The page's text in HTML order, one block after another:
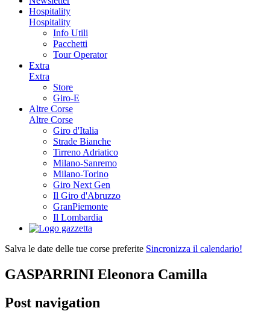
Hospitality
Hospitality
Info Utili
Pacchetti
Tour Operator
Extra
Extra
Store
Giro-E
Altre Corse
Altre Corse
Giro d'Italia
Strade Bianche
Tirreno Adriatico
Milano-Sanremo
Milano-Torino
Giro Next Gen
Il Giro d'Abruzzo
GranPiemonte
Il Lombardia
Salva le date delle tue corse preferite Sincronizza il calendario!
GASPARRINI Eleonora Camilla
Post navigation